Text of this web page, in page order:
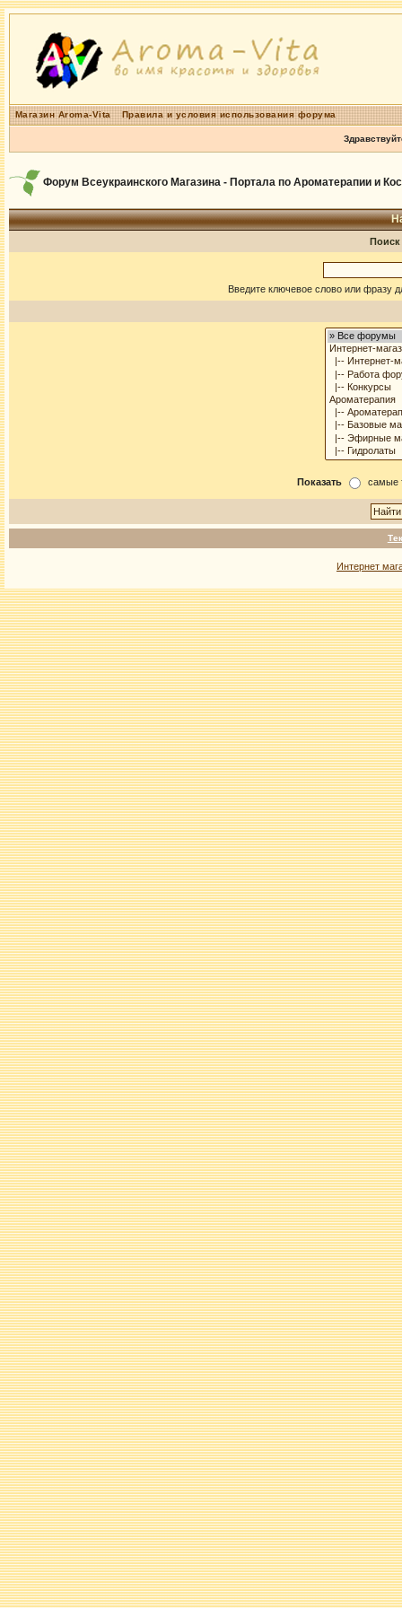
Магазин Aroma-Vita Правила и условия использования форума
Форум Всеукраинского Магазина - Портала по Ароматерапии и
Введите ключевое слово или фразу
Показать самые
Интернет